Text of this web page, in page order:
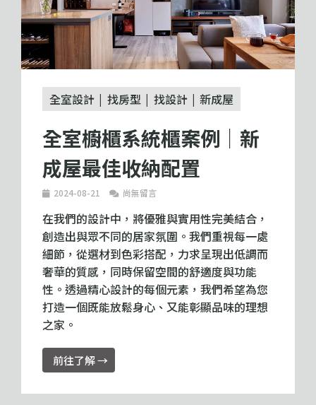
全室設計 找房型 找設計 新成屋
全室櫥櫃系統櫃案例｜新
成屋最佳收納配置
2024-08-21 尚無留言
在我們的設計中，將優雅與實用性完美結合，
創造出與眾不同的居家氛圍。我們重視每一處
細節，從選材到色彩搭配，力求呈現出低調而
奢華的質感，同時保留空間的舒適度與功能
性。透過精心設計的每個元素，我們希望為您
打造一個既能放鬆身心、又能彰顯品味的理想
之家。
前往了解 →